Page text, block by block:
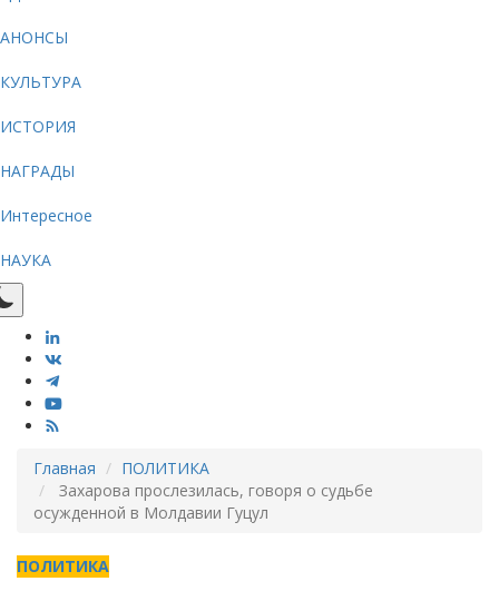
АНОНСЫ
КУЛЬТУРА
ИСТОРИЯ
НАГРАДЫ
Интересное
НАУКА
Главная
ПОЛИТИКА
Захарова прослезилась, говоря о судьбе
осужденной в Молдавии Гуцул
ПОЛИТИКА